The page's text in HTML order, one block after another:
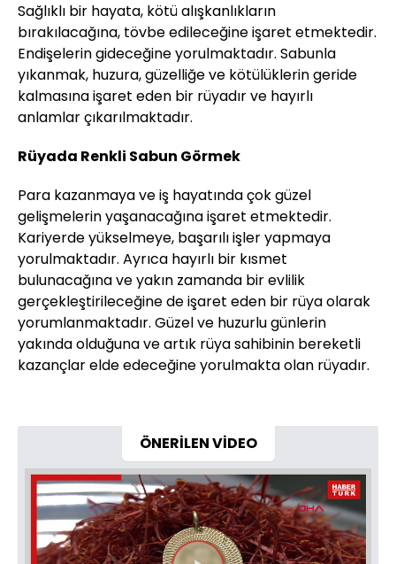
Sağlıklı bir hayata, kötü alışkanlıkların
bırakılacağına, tövbe edileceğine işaret etmektedir.
Endişelerin gideceğine yorulmaktadır. Sabunla
yıkanmak, huzura, güzelliğe ve kötülüklerin geride
kalmasına işaret eden bir rüyadır ve hayırlı
anlamlar çıkarılmaktadır.
Rüyada Renkli Sabun Görmek
Para kazanmaya ve iş hayatında çok güzel
gelişmelerin yaşanacağına işaret etmektedir.
Kariyerde yükselmeye, başarılı işler yapmaya
yorulmaktadır. Ayrıca hayırlı bir kısmet
bulunacağına ve yakın zamanda bir evlilik
gerçekleştirileceğine de işaret eden bir rüya olarak
yorumlanmaktadır. Güzel ve huzurlu günlerin
yakında olduğuna ve artık rüya sahibinin bereketli
kazançlar elde edeceğine yorulmakta olan rüyadır.
ÖNERİLEN VİDEO